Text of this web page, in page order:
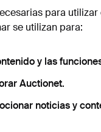
para
se utilizan para:
y las
Auctionet.
noticias y